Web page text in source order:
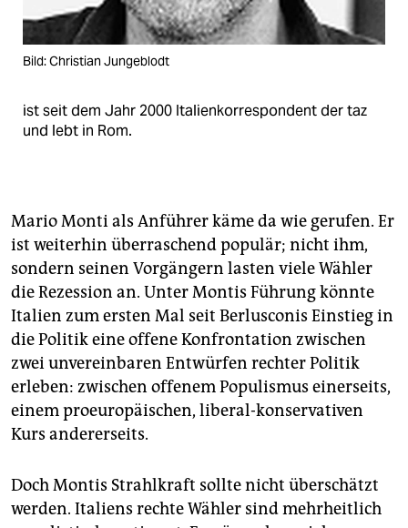
Bild: Christian Jungeblodt
ist seit dem Jahr 2000 Italienkorrespondent der taz
und lebt in Rom.
Mario Monti als Anführer käme da wie gerufen. Er
ist weiterhin überraschend populär; nicht ihm,
sondern seinen Vorgängern lasten viele Wähler
die Rezession an. Unter Montis Führung könnte
Italien zum ersten Mal seit Berlusconis Einstieg in
die Politik eine offene Konfrontation zwischen
zwei unvereinbaren Entwürfen rechter Politik
erleben: zwischen offenem Populismus einerseits,
einem proeuropäischen, liberal-konservativen
Kurs andererseits.
Doch Montis Strahlkraft sollte nicht überschätzt
werden. Italiens rechte Wähler sind mehrheitlich